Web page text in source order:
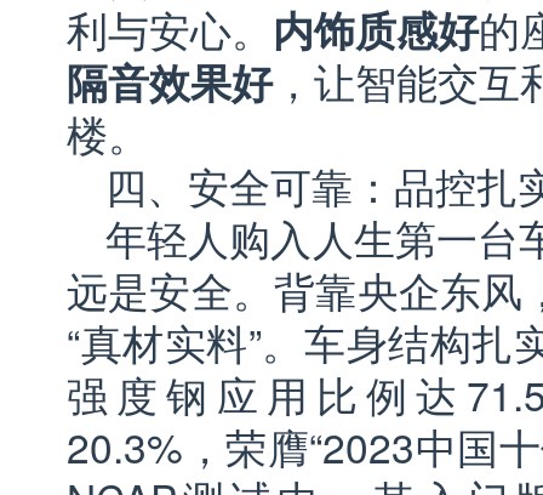
利与安心。 内饰质感好的
隔音效果好，让智能交互
楼。
四、安全可靠：品控扎
年轻人购入人生第一台
远是安全。背靠央企东
“真材实料”。车身结构扎
强度钢应用比例达
20.3%，荣膺“2023中国